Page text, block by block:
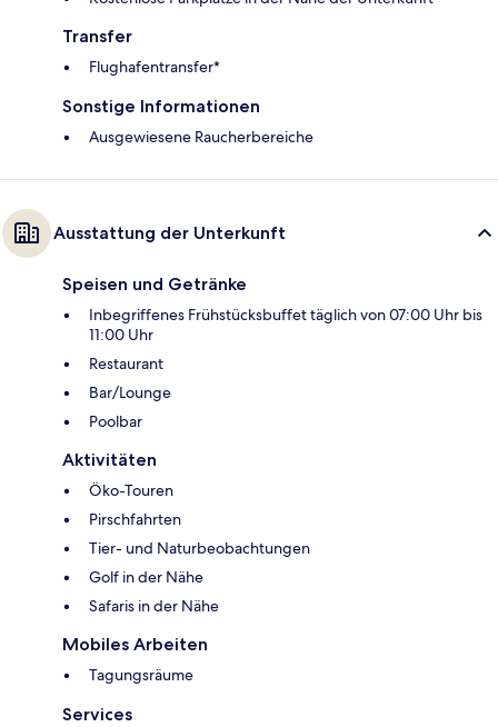
Transfer
Flughafentransfer*
Sonstige Informationen
Ausgewiesene Raucherbereiche
Ausstattung der Unterkunft
Speisen und Getränke
Inbegriffenes Frühstücksbuffet täglich von 07:00 Uhr bis
11:00 Uhr
Restaurant
Bar/Lounge
Poolbar
Aktivitäten
Öko-Touren
Pirschfahrten
Tier- und Naturbeobachtungen
Golf in der Nähe
Safaris in der Nähe
Mobiles Arbeiten
Tagungsräume
Services